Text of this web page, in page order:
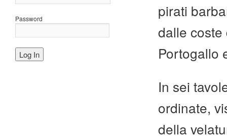
pirati
dalle
Portogallo
In sei
ordinate,
della
Password